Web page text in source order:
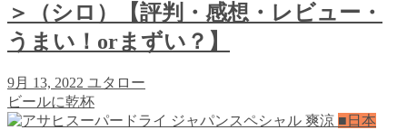
＞（シロ）【評判・感想・レビュー・
うまい！orまずい？】
9月 13, 2022 ユタロー
ビールに乾杯
■日本